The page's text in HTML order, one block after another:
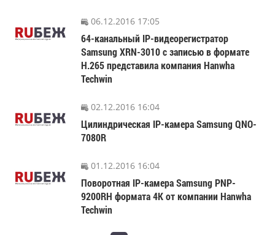
06.12.2016 17:05
64-канальный IP-видеорегистратор
Samsung XRN-3010 с записью в формате
H.265 представила компания Hanwha
Techwin
02.12.2016 16:04
Цилиндрическая IP-камера Samsung QNO-
7080R
01.12.2016 16:04
Поворотная IP-камера Samsung PNP-
9200RH формата 4K от компании Hanwha
Techwin